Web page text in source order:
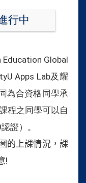
行中
Global
Apps Lab及耀
為合資格同學承
程之同學可以自
證）。
的上課情況，課
!